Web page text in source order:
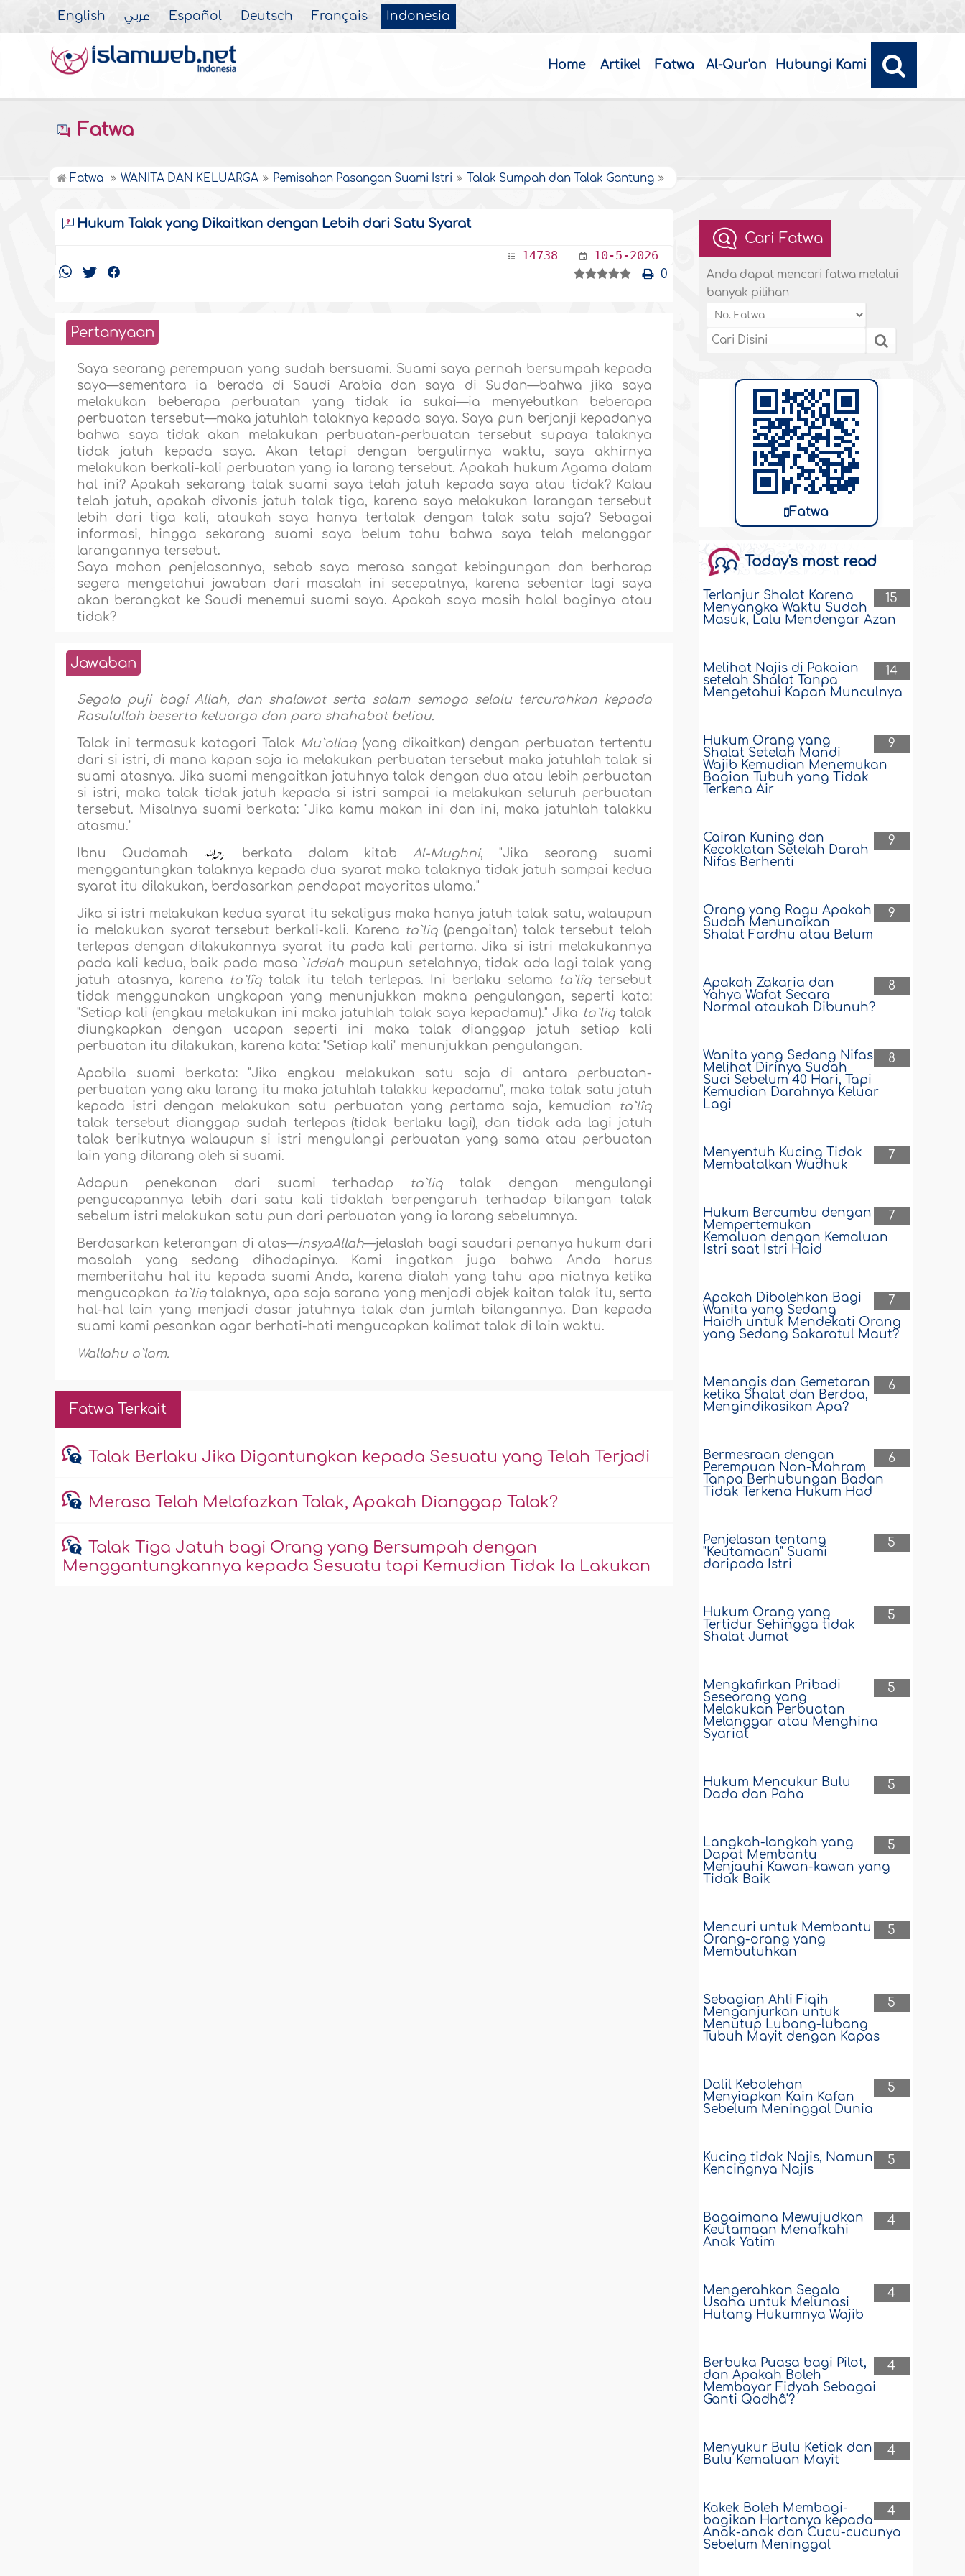
English عربي Español Deutsch Français Indonesia
Home Artikel Fatwa Al-Qur'an Hubungi Kami
Fatwa
Fatwa WANITA DAN KELUARGA Pemisahan Pasangan Suami Istri Talak Sumpah dan Talak Gantung
Hukum Talak yang Dikaitkan dengan Lebih dari Satu Syarat
14738 10-5-2026
0
Pertanyaan
Saya seorang perempuan yang sudah bersuami. Suami saya pernah bersumpah kepada
saya—sementara ia berada di Saudi Arabia dan saya di Sudan—bahwa jika saya
melakukan beberapa perbuatan yang tidak ia sukai—ia menyebutkan beberapa
perbuatan tersebut—maka jatuhlah talaknya kepada saya. Saya pun berjanji kepadanya
bahwa saya tidak akan melakukan perbuatan-perbuatan tersebut supaya talaknya
tidak jatuh kepada saya. Akan tetapi dengan bergulirnya waktu, saya akhirnya
melakukan berkali-kali perbuatan yang ia larang tersebut. Apakah hukum Agama dalam
hal ini? Apakah sekarang talak suami saya telah jatuh kepada saya atau tidak? Kalau
telah jatuh, apakah divonis jatuh talak tiga, karena saya melakukan larangan tersebut
lebih dari tiga kali, ataukah saya hanya tertalak dengan talak satu saja? Sebagai
informasi, hingga sekarang suami saya belum tahu bahwa saya telah melanggar
larangannya tersebut.
Saya mohon penjelasannya, sebab saya merasa sangat kebingungan dan berharap
segera mengetahui jawaban dari masalah ini secepatnya, karena sebentar lagi saya
akan berangkat ke Saudi menemui suami saya. Apakah saya masih halal baginya atau
tidak?
Jawaban
Segala puji bagi Allah, dan shalawat serta salam semoga selalu tercurahkan kepada
Rasulullah beserta keluarga dan para shahabat beliau.
Talak ini termasuk katagori Talak Mu`allaq(yang dikaitkan) dengan perbuatan tertentu
dari si istri, di mana kapan saja ia melakukan perbuatan tersebut maka jatuhlah talak si
suami atasnya. Jika suami mengaitkan jatuhnya talak dengan dua atau lebih perbuatan
si istri, maka talak tidak jatuh kepada si istri sampai ia melakukan seluruh perbuatan
tersebut. Misalnya suami berkata: "Jika kamu makan ini dan ini, maka jatuhlah talakku
atasmu."
Ibnu Qudamah
berkata dalam kitab Al-Mughni, "Jika seorang suami
menggantungkan talaknya kepada dua syarat maka talaknya tidak jatuh sampai kedua
syarat itu dilakukan, berdasarkan pendapat mayoritas ulama."
Jika si istri melakukan kedua syarat itu sekaligus maka hanya jatuh talak satu, walaupun
ia melakukan syarat tersebut berkali-kali. Karena ta`liq (pengaitan) talak tersebut telah
terlepas dengan dilakukannya syarat itu pada kali pertama. Jika si istri melakukannya
pada kali kedua, baik pada masa `iddah maupun setelahnya, tidak ada lagi talak yang
jatuh atasnya, karena ta`lîq talak itu telah terlepas. Ini berlaku selama ta`lîq tersebut
tidak menggunakan ungkapan yang menunjukkan makna pengulangan, seperti kata:
"Setiap kali (engkau melakukan ini maka jatuhlah talak saya kepadamu)." Jika ta`liq talak
diungkapkan dengan ucapan seperti ini maka talak dianggap jatuh setiap kali
perbuatan itu dilakukan, karena kata: "Setiap kali" menunjukkan pengulangan.
Apabila suami berkata: "Jika engkau melakukan satu saja di antara perbuatan-
perbuatan yang aku larang itu maka jatuhlah talakku kepadamu", maka talak satu jatuh
kepada istri dengan melakukan satu perbuatan yang pertama saja, kemudian ta`lîq
talak tersebut dianggap sudah terlepas (tidak berlaku lagi), dan tidak ada lagi jatuh
talak berikutnya walaupun si istri mengulangi perbuatan yang sama atau perbuatan
lain yang dilarang oleh si suami.
Adapun penekanan dari suami terhadap ta`liq talak dengan mengulangi
pengucapannya lebih dari satu kali tidaklah berpengaruh terhadap bilangan talak
sebelum istri melakukan satu pun dari perbuatan yang ia larang sebelumnya.
Berdasarkan keterangan di atas—insyaAllah—jelaslah bagi saudari penanya hukum dari
masalah yang sedang dihadapinya. Kami ingatkan juga bahwa Anda harus
memberitahu hal itu kepada suami Anda, karena dialah yang tahu apa niatnya ketika
mengucapkan ta`liqtalaknya, apa saja sarana yang menjadi objek kaitan talak itu, serta
hal-hal lain yang menjadi dasar jatuhnya talak dan jumlah bilangannya. Dan kepada
suami kami pesankan agar berhati-hati mengucapkan kalimat talak di lain waktu.
Wallahu a`lam.
Fatwa Terkait
Talak Berlaku Jika Digantungkan kepada Sesuatu yang Telah Terjadi
Merasa Telah Melafazkan Talak, Apakah Dianggap Talak?
Talak Tiga Jatuh bagi Orang yang Bersumpah dengan
Menggantungkannya kepada Sesuatu tapi Kemudian Tidak Ia Lakukan
Cari Fatwa
Anda dapat mencari fatwa melalui
banyak pilihan
Fatwa
Today's most read
15
Terlanjur Shalat Karena
Menyangka Waktu Sudah
Masuk, Lalu Mendengar Azan
14
Melihat Najis di Pakaian
setelah Shalat Tanpa
Mengetahui Kapan Munculnya
9
Hukum Orang yang
Shalat Setelah Mandi
Wajib Kemudian Menemukan
Bagian Tubuh yang Tidak
Terkena Air
9
Cairan Kuning dan
Kecoklatan Setelah Darah
Nifas Berhenti
9
Orang yang Ragu Apakah
Sudah Menunaikan
Shalat Fardhu atau Belum
8
Apakah Zakaria dan
Yahya Wafat Secara
Normal ataukah Dibunuh?
8
Wanita yang Sedang Nifas
Melihat Dirinya Sudah
Suci Sebelum 40 Hari, Tapi
Kemudian Darahnya Keluar
Lagi
7
Menyentuh Kucing Tidak
Membatalkan Wudhuk
7
Hukum Bercumbu dengan
Mempertemukan
Kemaluan dengan Kemaluan
Istri saat Istri Haid
7
Apakah Dibolehkan Bagi
Wanita yang Sedang
Haidh untuk Mendekati Orang
yang Sedang Sakaratul Maut?
6
Menangis dan Gemetaran
ketika Shalat dan Berdoa,
Mengindikasikan Apa?
6
Bermesraan dengan
Perempuan Non-Mahram
Tanpa Berhubungan Badan
Tidak Terkena Hukum Had
5
Penjelasan tentang
"Keutamaan" Suami
daripada Istri
5
Hukum Orang yang
Tertidur Sehingga tidak
Shalat Jumat
5
Mengkafirkan Pribadi
Seseorang yang
Melakukan Perbuatan
Melanggar atau Menghina
Syariat
5
Hukum Mencukur Bulu
Dada dan Paha
5
Langkah-langkah yang
Dapat Membantu
Menjauhi Kawan-kawan yang
Tidak Baik
5
Mencuri untuk Membantu
Orang-orang yang
Membutuhkan
5
Sebagian Ahli Fiqih
Menganjurkan untuk
Menutup Lubang-lubang
Tubuh Mayit dengan Kapas
5
Dalil Kebolehan
Menyiapkan Kain Kafan
Sebelum Meninggal Dunia
5
Kucing tidak Najis, Namun
Kencingnya Najis
4
Bagaimana Mewujudkan
Keutamaan Menafkahi
Anak Yatim
4
Mengerahkan Segala
Usaha untuk Melunasi
Hutang Hukumnya Wajib
4
Berbuka Puasa bagi Pilot,
dan Apakah Boleh
Membayar Fidyah Sebagai
Ganti Qadhâ'?
4
Menyukur Bulu Ketiak dan
Bulu Kemaluan Mayit
4
Kakek Boleh Membagi-
bagikan Hartanya kepada
Anak-anak dan Cucu-cucunya
Sebelum Meninggal